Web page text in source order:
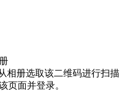
相册选取该二维码进行扫描
页面并登录。